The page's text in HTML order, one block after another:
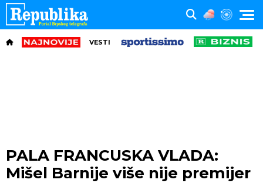
VESTI
PALA FRANCUSKA VLADA:
Mišel Barnije više nije premijer